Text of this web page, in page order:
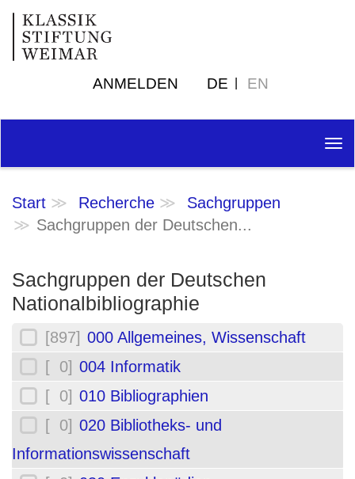
ANMELDEN DE EN
Start Recherche
Sachgruppen
Sachgruppen der Deutschen...
Sachgruppen der Deutschen
Nationalbibliographie
[897] 000 Allgemeines, Wissenschaft
[ 0] 004 Informatik
[ 0] 010 Bibliographien
[ 0] 020 Bibliotheks- und
Informationswissenschaft